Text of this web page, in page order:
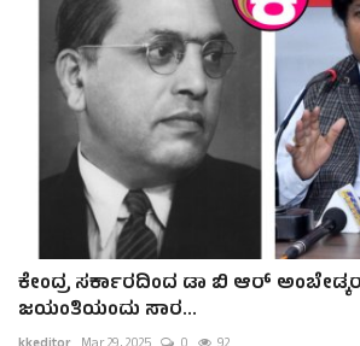
ಕೇಂದ್ರ ಸರ್ಕಾರದಿಂದ ಡಾ ಬಿ ಆರ್
ಜಯಂತಿಯಂದು ಸಾರ...